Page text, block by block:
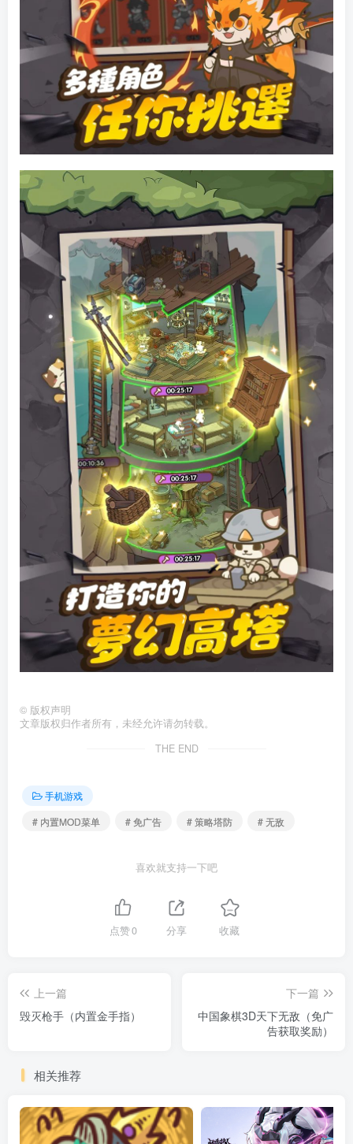
© 版权声明
文章版权归作者所有，未经允许请勿转载。
THE END
手机游戏
# 内置MOD菜单
# 免广告 # 策略塔防 # 无敌
喜欢就支持一下吧
点赞0 分享 收藏
上一篇
毁灭枪手（内置金手指）
下一篇
中国象棋3D天下无敌（免广
告获取奖励）
相关推荐